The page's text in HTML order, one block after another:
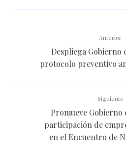
Anterior
Despliega Gobierno
protocolo preventivo
Siguiente
Promueve Gobierno
participación de
en el Encuentro de